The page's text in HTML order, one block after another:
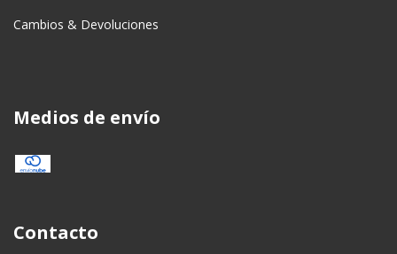
Cambios & Devoluciones
Medios de envío
Contacto